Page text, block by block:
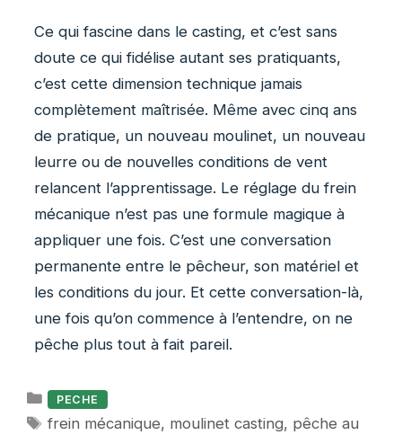
Ce qui fascine dans le casting, et c’est sans
doute ce qui fidélise autant ses pratiquants,
c’est cette dimension technique jamais
complètement maîtrisée. Même avec cinq ans
de pratique, un nouveau moulinet, un nouveau
leurre ou de nouvelles conditions de vent
relancent l’apprentissage. Le réglage du frein
mécanique n’est pas une formule magique à
appliquer une fois. C’est une conversation
permanente entre le pêcheur, son matériel et
les conditions du jour. Et cette conversation-là,
une fois qu’on commence à l’entendre, on ne
pêche plus tout à fait pareil.
Catégories
PECHE
Étiquettes
frein mécanique, moulinet casting, pêche au